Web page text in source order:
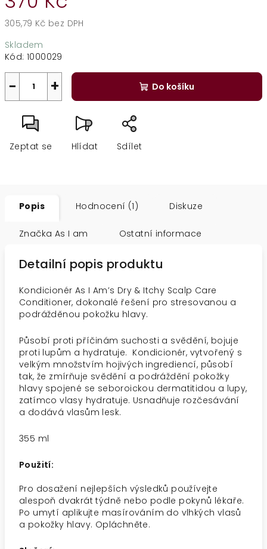
305,79 Kč bez DPH
cena:
Skladem
Kód: 1000029
+
− Do košíku
Zeptat se Hlídat Sdílet
Popis Hodnocení (1) Diskuze
Značka As I am Ostatní informace
Detailní popis produktu
Kondicionér As I Am’s Dry & Itchy Scalp Care
Conditioner, dokonalé řešení pro stresovanou a
podrážděnou pokožku hlavy.
Působí proti příčinám suchosti a svědění, bojuje
proti lupům a hydratuje. Kondicionér, vytvořený s
velkým množstvím hojivých ingrediencí, působí
tak, že zmírňuje svědění a podráždění pokožky
hlavy spojené se seboroickou dermatitidou a lupy,
zatímco vlasy hydratuje. Usnadňuje rozčesávání
a dodává vlasům lesk.
355 ml
Použití:
Pro dosažení nejlepších výsledků používejte
alespoň dvakrát týdně nebo podle pokynů lékaře.
Po umytí aplikujte masírováním do vlhkých vlasů
a pokožky hlavy. Opláchněte.